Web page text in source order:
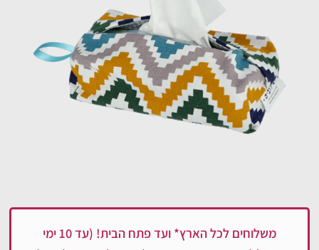
משלוחים לכל הארץ*
ועד פתח הבית! (עד 10 ימי